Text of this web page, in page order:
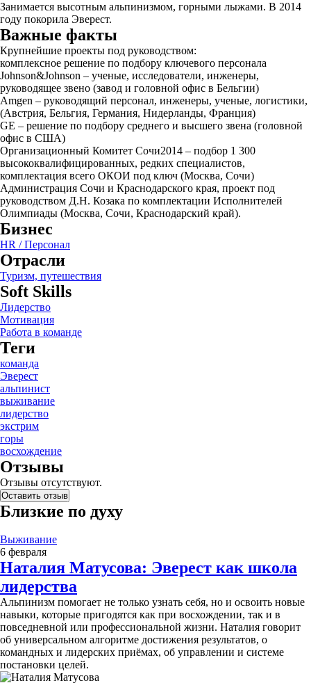
Занимается высотным альпинизмом, горными лыжами. В 2014
году покорила Эверест.
Важные факты
Крупнейшие проекты под руководством:
комплексное решение по подбору ключевого персонала
Johnson&Johnson – ученые, исследователи, инженеры,
руководящее звено (завод и головной офис в Бельгии)
Amgen – руководящий персонал, инженеры, ученые, логистики,
(Австрия, Бельгия, Германия, Нидерланды, Франция)
GE – решение по подбору среднего и высшего звена (головной
офис в США)
Организационный Комитет Сочи2014 – подбор 1 300
высококвалифицированных, редких специалистов,
комплектация всего ОКОИ под ключ (Москва, Сочи)
Администрация Сочи и Краснодарского края, проект под
руководством Д.Н. Козака по комплектации Исполнителей
Олимпиады (Москва, Сочи, Краснодарский край).
Бизнес
HR / Персонал
Отрасли
Туризм, путешествия
Soft Skills
Лидерство
Мотивация
Работа в команде
Теги
команда
Эверест
альпинист
выживание
лидерство
экстрим
горы
восхождение
Отзывы
Отзывы отсутствуют.
Оставить отзыв
Близкие по духу
Выживание
6 февраля
Наталия Матусова: Эверест как школа
лидерства
Альпинизм помогает не только узнать себя, но и освоить новые
навыки, которые пригодятся как при восхождении, так и в
повседневной или профессиональной жизни. Наталия говорит
об универсальном алгоритме достижения результатов, о
командных и лидерских приёмах, об управлении и системе
постановки целей.